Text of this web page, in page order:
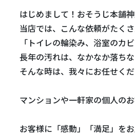
はじめまして！おそうじ本舗
当店では、こんな依頼がたくさ
「トイレの輪染み、浴室のカ
長年の汚れは、なかなか落ち
そんな時は、我々にお任せく
マンションや一軒家の個人の
お客様に「感動」「満足」を